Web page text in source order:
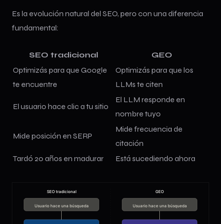
Es la evolución natural del SEO, pero con una diferencia
fundamental:
SEO tradicional
GEO
Optimizás para que Google
te encuentre
Optimizás para que los
LLMs te citen
El usuario hace clic a tu sitio
El LLM responde en
nombre tuyo
Mide posición en SERP
Mide frecuencia de
citación
Tardó 20 años en madurar
Está sucediendo ahora